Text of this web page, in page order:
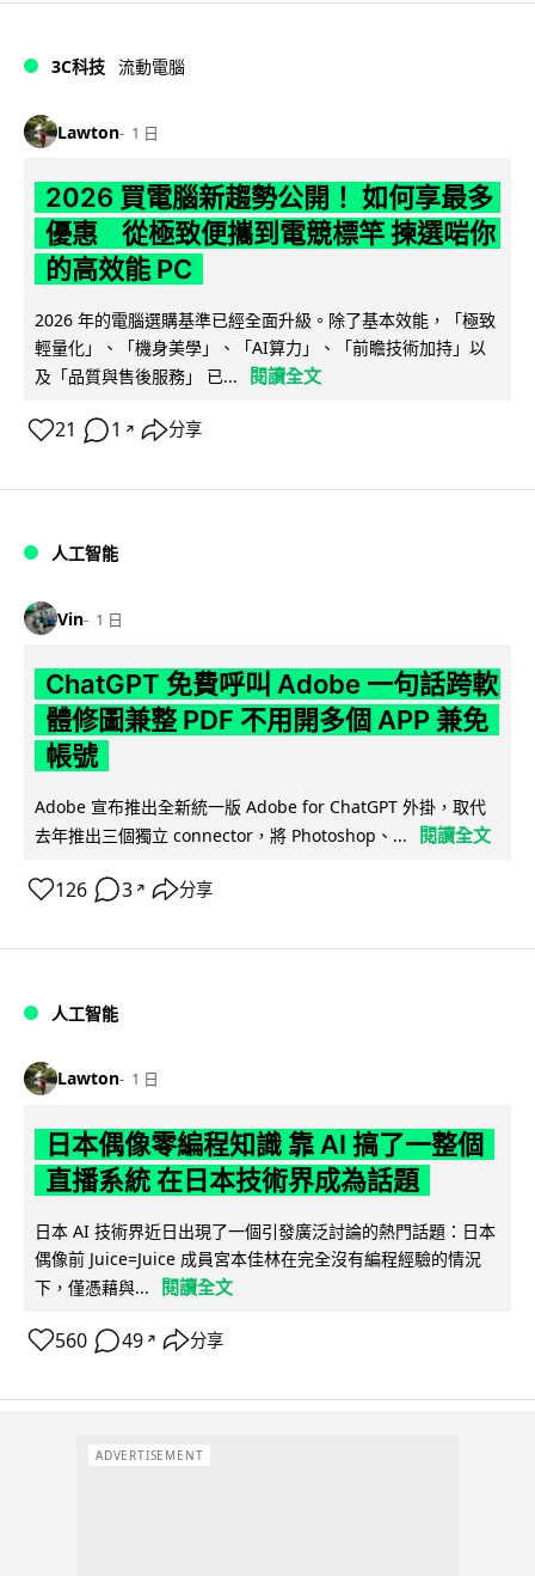
3C科技 流動電腦
Lawton 1 日
2026 買電腦新趨勢公開！ 如何享最多
優惠 從極致便攜到電競標竿 揀選啱你
的高效能 PC
2026 年的電腦選購基準已經全面升級。除了基本效能，「極致
輕量化」、「機身美學」、「AI算力」、「前瞻技術加持」以
及「品質與售後服務」 已...
閱讀全文
21 1 ↗ 分享
人工智能
Vin 1 日
ChatGPT 免費呼叫 Adobe 一句話跨軟
體修圖兼整 PDF 不用開多個 APP 兼免
帳號
Adobe 宣布推出全新統一版 Adobe for ChatGPT 外掛，取代
去年推出三個獨立 connector，將 Photoshop、...
閱讀全文
126 3 ↗ 分享
人工智能
Lawton 1 日
日本偶像零編程知識 靠 AI 搞了一整個
直播系統 在日本技術界成為話題
日本 AI 技術界近日出現了一個引發廣泛討論的熱門話題：日本
偶像前 Juice=Juice 成員宮本佳林在完全沒有編程經驗的情況
下，僅憑藉與...
閱讀全文
560 49 ↗ 分享
ADVERTISEMENT